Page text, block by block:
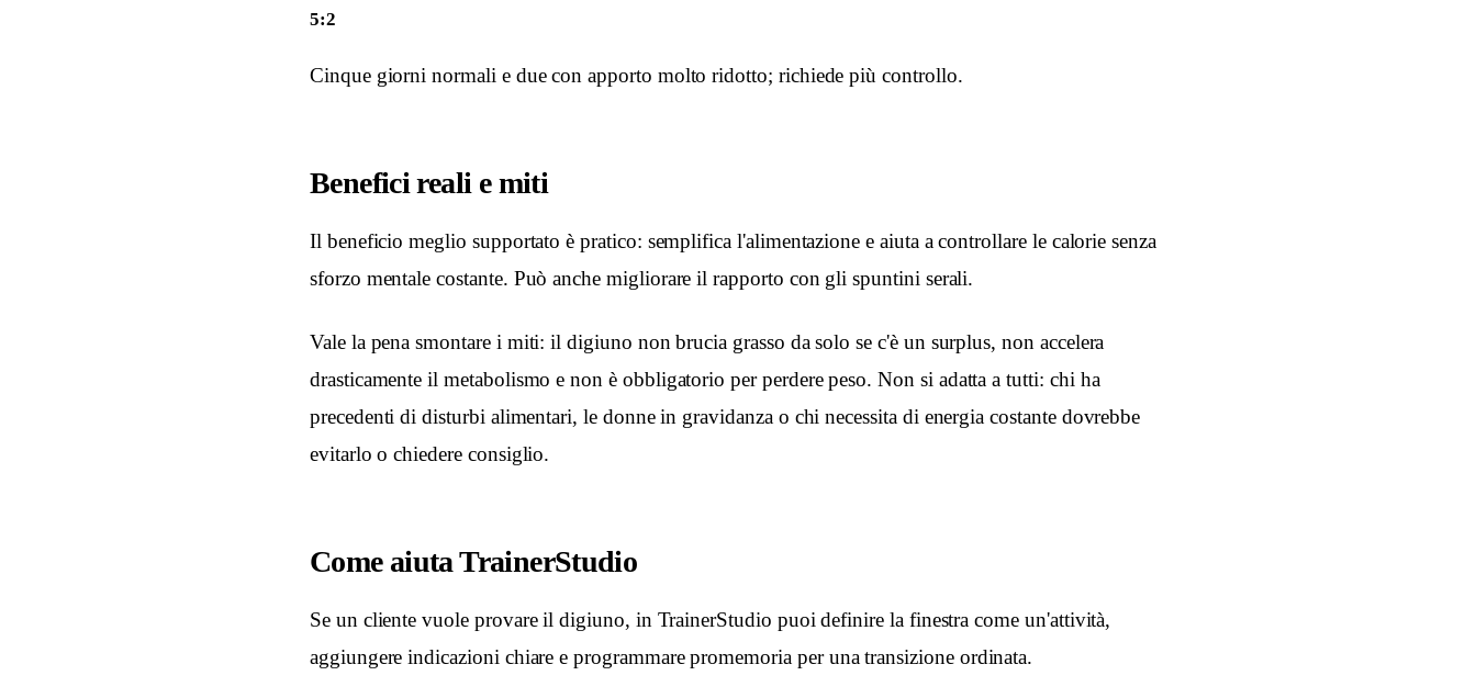
5:2
Cinque giorni normali e due con apporto molto ridotto; richiede più controllo.
Benefici reali e miti
Il beneficio meglio supportato è pratico: semplifica l'alimentazione e aiuta a controllare le calorie senza
sforzo mentale costante. Può anche migliorare il rapporto con gli spuntini serali.
Vale la pena smontare i miti: il digiuno non brucia grasso da solo se c'è un surplus, non accelera
drasticamente il metabolismo e non è obbligatorio per perdere peso. Non si adatta a tutti: chi ha
precedenti di disturbi alimentari, le donne in gravidanza o chi necessita di energia costante dovrebbe
evitarlo o chiedere consiglio.
Come aiuta TrainerStudio
Se un cliente vuole provare il digiuno, in TrainerStudio puoi definire la finestra come un'attività,
aggiungere indicazioni chiare e programmare promemoria per una transizione ordinata.